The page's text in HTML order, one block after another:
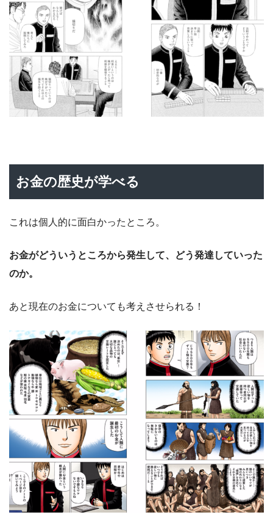
お金の歴史が学べる
これは個人的に面白かったところ。
お金がどういうところから発生して、どう発達していった
のか。
あと現在のお金についても考えさせられる！